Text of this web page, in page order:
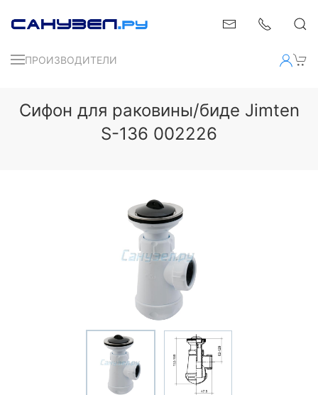
ПРОИЗВОДИТЕЛИ
Сифон для раковины/биде Jimten
S-136 002226